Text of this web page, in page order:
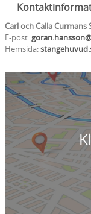
Carl och Calla Curmans
E-post:
Hemsida: